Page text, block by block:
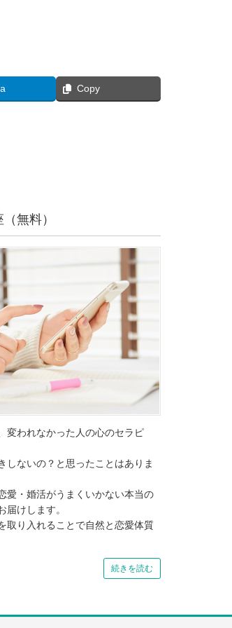
Copy
無料）
変われなかった人の心のセラピ
しないの？と思ったことはありま
愛・婚活がうまくいかない本当の
届けします。
取り入れることで自然と恋愛体質
続きを読む